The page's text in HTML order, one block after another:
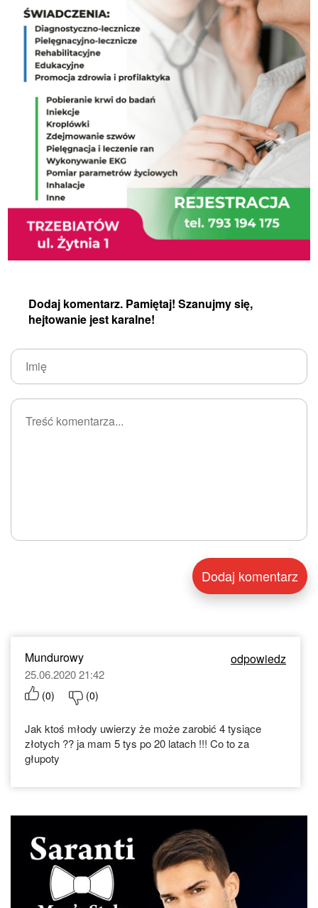
Dodaj komentarz. Pamiętaj! Szanujmy się,
hejtowanie jest karalne!
Mundurowy odpowiedz
25.06.2020 21:42
(0) (0)
Jak ktoś młody uwierzy że może zarobić 4 tysiące
złotych ?? ja mam 5 tys po 20 latach !!! Co to za
głupoty